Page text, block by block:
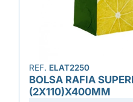
REF. ELAT2250
BOLSA RAFIA
(2X110)X400MM